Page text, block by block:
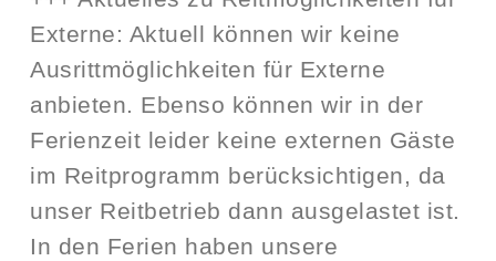
Externe: Aktuell können wir keine
Ausrittmöglichkeiten für Externe
anbieten. Ebenso können wir in der
Ferienzeit leider keine externen Gäste
im Reitprogramm berücksichtigen, da
unser Reitbetrieb dann ausgelastet ist.
In den Ferien haben unsere